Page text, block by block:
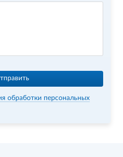
обработки персональных